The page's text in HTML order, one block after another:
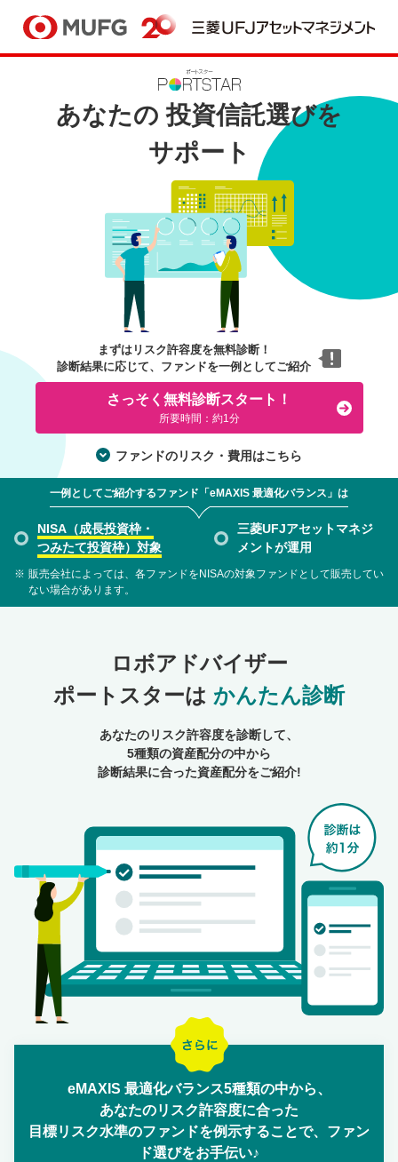
別ウィンドウで開きます
あなたの 投資信託選びを
サポート
まずはリスク許容度を無料診断！
診断結果に応じて、ファンドを一例としてご紹介
さっそく無料診断スタート！
所要時間：約1分
ファンドのリスク・費用はこちら
一例としてご紹介するファンド「eMAXIS 最適化バランス」は
NISA（成長投資枠・
つみたて投資枠）対象
三菱UFJアセットマネジ
メントが運用
※ 販売会社によっては、各ファンドをNISAの対象ファンドとして販売してい
ない場合があります。
ロボアドバイザー
ポートスターは かんたん診断
あなたのリスク許容度を診断して、
5種類の資産配分の中から
診断結果に合った資産配分をご紹介!
eMAXIS 最適化バランス5種類の中から、
あなたのリスク許容度に合った
目標リスク水準のファンドを例示することで、ファン
ド選びをお手伝い♪